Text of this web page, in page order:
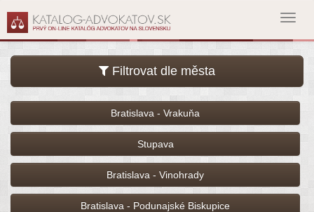
Filtrovat dle města
Bratislava - Vrakuňa
Stupava
Bratislava - Vinohrady
Bratislava - Podunajské Biskupice